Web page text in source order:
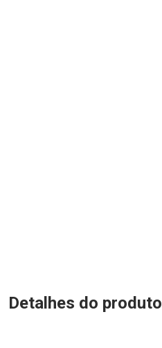
Detalhes do produto